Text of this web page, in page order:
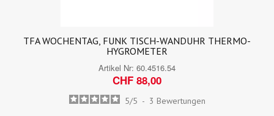
TFA WOCHENTAG, FUNK TISCH-WANDUHR THERMO-
HYGROMETER
Artikel Nr: 60.4516.54
CHF 88,00
5/5 - 3 Bewertungen